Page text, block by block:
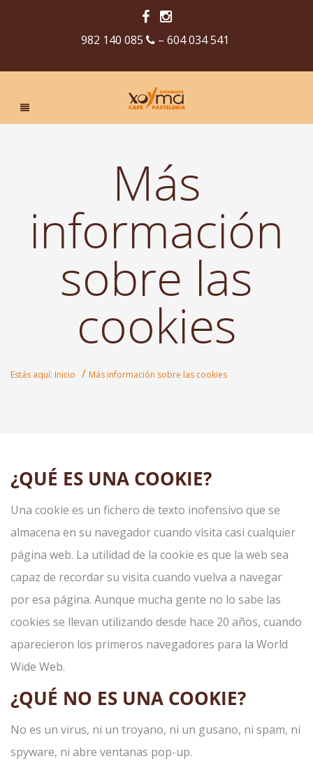
982 140 085 – 604 034 541
Más
información
sobre las
cookies
Estás aquí: Inicio / Más información sobre las cookies
¿QUÉ ES UNA COOKIE?
Una cookie es un fichero de texto inofensivo que se
almacena en su navegador cuando visita casi cualquier
página web. La utilidad de la cookie es que la web sea
capaz de recordar su visita cuando vuelva a navegar
por esa página. Aunque mucha gente no lo sabe las
cookies se llevan utilizando desde hace 20 años, cuando
aparecieron los primeros navegadores para la World
Wide Web.
¿QUÉ NO ES UNA COOKIE?
No es un virus, ni un troyano, ni un gusano, ni spam, ni
spyware, ni abre ventanas pop-up.